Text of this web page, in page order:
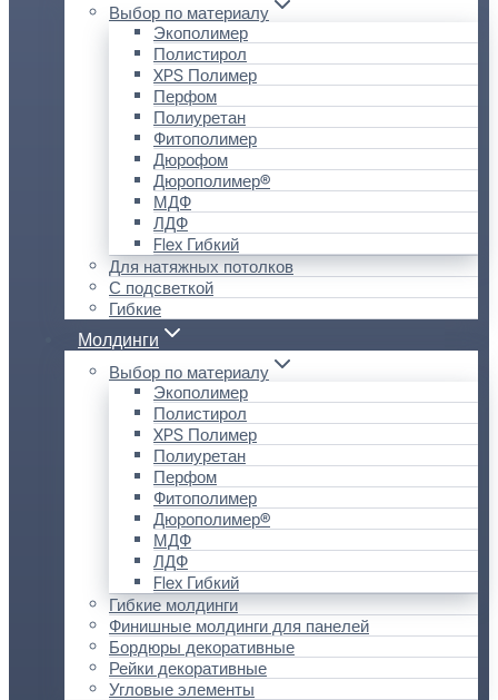
Выбор по материалу
Экополимер
Полистирол
XPS Полимер
Перфом
Полиуретан
Фитополимер
Дюрофом
Дюрополимер®
МДФ
ЛДФ
Flex Гибкий
Для натяжных потолков
С подсветкой
Гибкие
Молдинги
Выбор по материалу
Экополимер
Полистирол
XPS Полимер
Полиуретан
Перфом
Фитополимер
Дюрополимер®
МДФ
ЛДФ
Flex Гибкий
Гибкие молдинги
Финишные молдинги для панелей
Бордюры декоративные
Рейки декоративные
Угловые элементы